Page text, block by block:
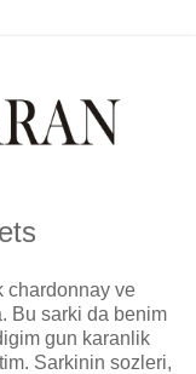
chardonnay ve
Bu sarki da benim
gun karanlik
Sarkinin sozleri,